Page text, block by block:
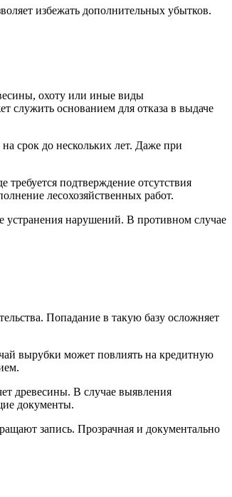
избежать дополнительных убытков.
охоту или иные виды
служить основанием для отказа в выдаче
срок до нескольких лет. Даже при
подтверждение отсутствия
лесохозяйственных работ.
устранения нарушений. В противном случае
Попадание в такую базу осложняет
вырубки может повлиять на кредитную
древесины. В случае выявления
документы.
запись. Прозрачная и документально